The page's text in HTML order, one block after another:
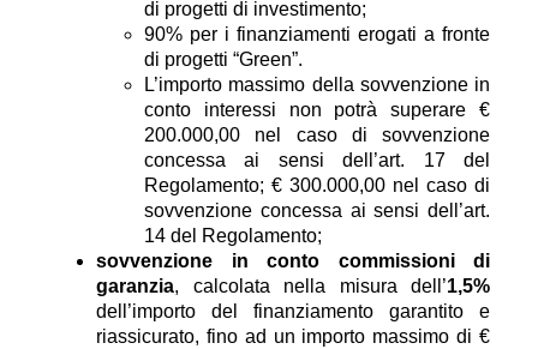
di progetti di investimento;
90% per i finanziamenti erogati a fronte
di progetti “Green”.
L’importo massimo della sovvenzione in
conto interessi non potrà superare €
200.000,00 nel caso di sovvenzione
concessa ai sensi dell’art. 17 del
Regolamento; € 300.000,00 nel caso di
sovvenzione concessa ai sensi dell’art.
14 del Regolamento;
sovvenzione in conto commissioni di
garanzia, calcolata nella misura dell’1,5%
dell’importo del finanziamento garantito e
riassicurato, fino ad un importo massimo di €